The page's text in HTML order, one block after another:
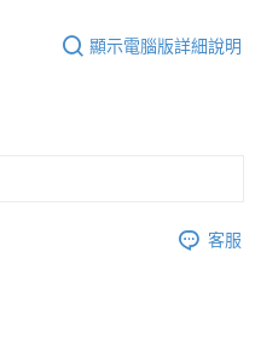
顯示電腦版詳細說明
客服